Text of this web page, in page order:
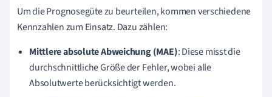
Um die Prognosegüte zu beurteilen, kommen verschiedene
Kennzahlen zum Einsatz. Dazu zählen:
Mittlere absolute Abweichung (MAE): Diese misst die
durchschnittliche Größe der Fehler, wobei alle
Absolutwerte berücksichtigt werden.